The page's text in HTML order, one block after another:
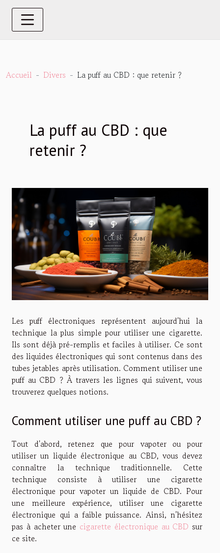
Accueil Divers La puff au CBD : que retenir ?
La puff au CBD : que
retenir ?
Les puff électroniques représentent aujourd'hui la
technique la plus simple pour utiliser une cigarette.
Ils sont déjà pré-remplis et faciles à utiliser. Ce sont
des liquides électroniques qui sont contenus dans des
tubes jetables après utilisation. Comment utiliser une
puff au CBD ? À travers les lignes qui suivent, vous
trouverez quelques notions.
Comment utiliser une puff au CBD ?
Tout d'abord, retenez que pour vapoter ou pour
utiliser un liquide électronique au CBD, vous devez
connaître la technique traditionnelle. Cette
technique consiste à utiliser une cigarette
électronique pour vapoter un liquide de CBD. Pour
une meilleure expérience, utiliser une cigarette
électronique qui a faible puissance. Ainsi, n'hésitez
pas à acheter une cigarette électronique au CBD sur
ce site.